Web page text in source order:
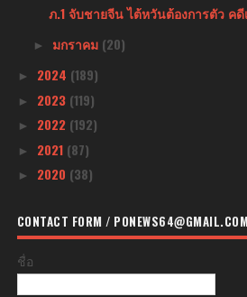
ภ.1 จับชายจีน ไต้หวันต้องการตัว ค
► มกราคม (20)
► 2024 (189)
► 2023 (119)
► 2022 (192)
► 2021 (87)
► 2020 (38)
CONTACT FORM / PONEWS64@GMAIL.COM
ชื่อ